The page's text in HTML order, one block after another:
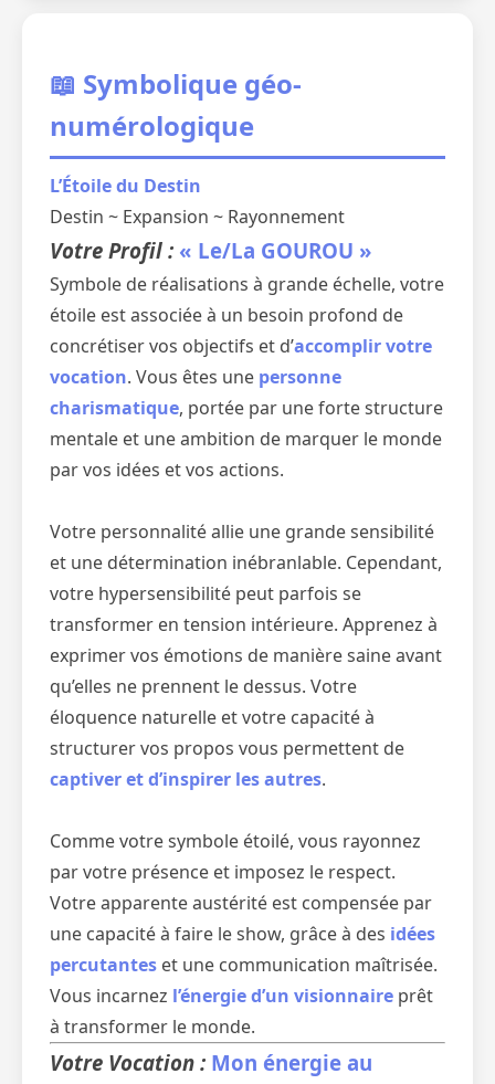
📖 Symbolique géo-
numérologique
L’Étoile du Destin
Destin ~ Expansion ~ Rayonnement
Votre Profil : « Le/La GOUROU »
Symbole de réalisations à grande échelle, votre
étoile est associée à un besoin profond de
concrétiser vos objectifs et d’accomplir votre
vocation. Vous êtes une personne
charismatique, portée par une forte structure
mentale et une ambition de marquer le monde
par vos idées et vos actions.
Votre personnalité allie une grande sensibilité
et une détermination inébranlable. Cependant,
votre hypersensibilité peut parfois se
transformer en tension intérieure. Apprenez à
exprimer vos émotions de manière saine avant
qu’elles ne prennent le dessus. Votre
éloquence naturelle et votre capacité à
structurer vos propos vous permettent de
captiver et d’inspirer les autres.
Comme votre symbole étoilé, vous rayonnez
par votre présence et imposez le respect.
Votre apparente austérité est compensée par
une capacité à faire le show, grâce à des idées
percutantes et une communication maîtrisée.
Vous incarnez l’énergie d’un visionnaire prêt
à transformer le monde.
Votre Vocation : Mon énergie au